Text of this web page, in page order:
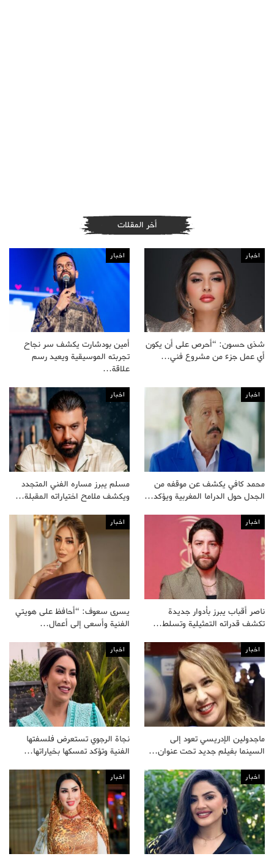
أخر المقلات
اخبار
شذى حسون: “أحرص على أن يكون
أي عمل جزء من مشروع فني…
اخبار
أمين بودشارت يكشف سر نجاح
تجربته الموسيقية ويعيد رسم
علاقة…
اخبار
محمد كافي يكشف عن موقفه من
الجدل حول الدراما المغربية ويؤكد…
اخبار
مسلم يبرز مساره الفني المتجدد
ويكشف ملامح اختياراته المقبلة…
اخبار
ناصر أقباب يبرز بأدوار جديدة
تكشف قدراته التمثيلية وتسلط…
اخبار
يسرى سعوف: “أحافظ على هويتي
الفنية وأسعى إلى أعمال…
اخبار
ماجدولين الإدريسي تعود إلى
السينما بفيلم جديد تحت عنوان…
اخبار
نجاة الرجوي تستعرض فلسفتها
الفنية وتؤكد تمسكها بخياراتها…
اخبار اخبار